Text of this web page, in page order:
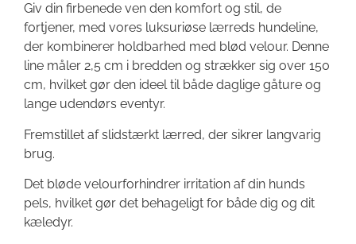
Giv din firbenede ven den komfort og stil, de
fortjener, med vores luksuriøse lærreds hundeline,
der kombinerer holdbarhed med blød velour. Denne
line måler 2,5 cm i bredden og strækker sig over 150
cm, hvilket gør den ideel til både daglige gåture og
lange udendørs eventyr.
Fremstillet af slidstærkt lærred, der sikrer langvarig
brug.
Det bløde velourforhindrer irritation af din hunds
pels, hvilket gør det behageligt for både dig og dit
kæledyr.